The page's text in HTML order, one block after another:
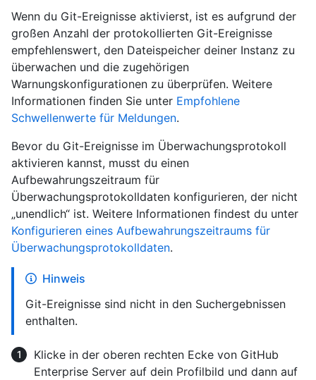
Wenn du Git-Ereignisse aktivierst, ist es aufgrund der
großen Anzahl der protokollierten Git-Ereignisse
empfehlenswert, den Dateispeicher deiner Instanz zu
überwachen und die zugehörigen
Warnungskonfigurationen zu überprüfen. Weitere
Informationen finden Sie unter Empfohlene
Schwellenwerte für Meldungen.
Bevor du Git-Ereignisse im Überwachungsprotokoll
aktivieren kannst, musst du einen
Aufbewahrungszeitraum für
Überwachungsprotokolldaten konfigurieren, der nicht
„unendlich“ ist. Weitere Informationen findest du unter
Konfigurieren eines Aufbewahrungszeitraums für
Überwachungsprotokolldaten.
Hinweis
Git-Ereignisse sind nicht in den Suchergebnissen
enthalten.
Klicke in der oberen rechten Ecke von GitHub
Enterprise Server auf dein Profilbild und dann auf